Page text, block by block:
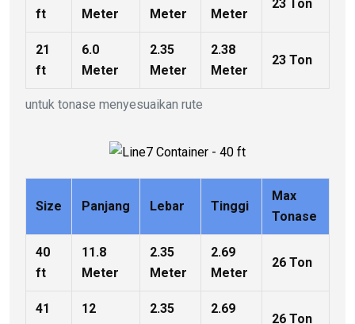
untuk tonase menyesuaikan rute
ft
Meter
Meter
Meter
23 Ton
21
ft
6.0
Meter
2.35
Meter
2.38
Meter
23 Ton
Size Panjang Lebar Tinggi
Max
Tonase
40
ft
11.8
Meter
2.35
Meter
2.69
Meter
26 Ton
41
12
2.35
2.69
26 Ton